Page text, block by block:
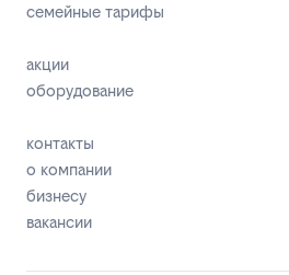
семейные тарифы
акции
оборудование
контакты
о компании
бизнесу
вакансии